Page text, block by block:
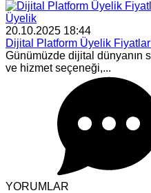
Üyelik
20.10.2025 18:44
Dijital Platform Üyelik
Günümüzde dijital dünyanın
ve hizmet seçeneği,...
YORUMLAR